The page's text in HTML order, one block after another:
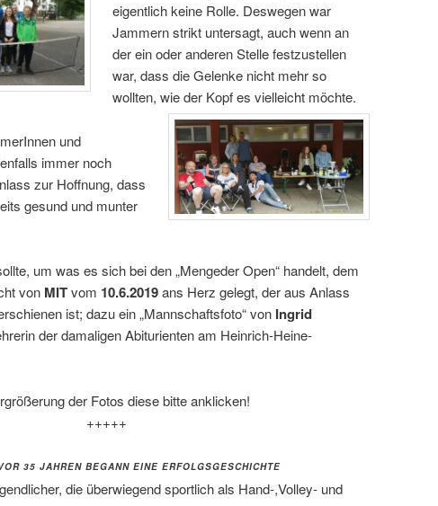
eigentlich keine Rolle. Deswegen war
Jammern strikt untersagt, auch wenn an
der ein oder anderen Stelle festzustellen
war, dass die Gelenke nicht mehr so
wollten, wie der Kopf es vielleicht möchte.
und
immer noch
zur Hoffnung, dass
gesund und munter
um was es sich bei den „Mengeder Open“ handelt, dem
von MITvom 10.6.2019ans Herz gelegt, der aus Anlass
ist; dazu ein „Mannschaftsfoto“ von Ingrid
der damaligen Abiturienten am Heinrich-Heine-
der Fotos diese bitte anklicken!
+++++
35 JAHREN BEGANN EINE ERFOLGSGESCHICHTE
die überwiegend sportlich als Hand-,Volley- und